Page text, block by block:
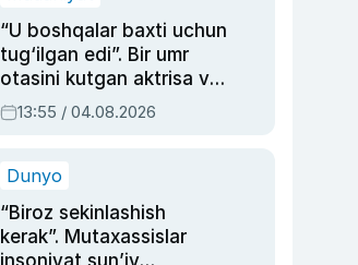
“U boshqalar baxti uchun
tug‘ilgan edi”. Bir umr
otasini kutgan aktrisa va
dublyaj ustasi Rimma
Ahmedovaning
13:55 / 04.08.2026
Dunyo
“Biroz sekinlashish
kerak”. Mutaxassislar
insoniyat sun’iy